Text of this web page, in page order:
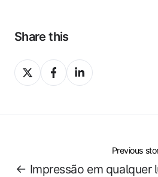
Share this
Share
on
Share
on
Share
on
Previous
← Impressão em qualquer